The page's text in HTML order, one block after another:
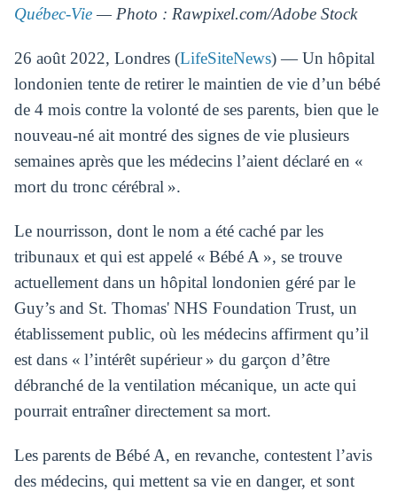
Québec-Vie— Photo : Rawpixel.com/Adobe Stock
26 août 2022, Londres (LifeSiteNews) — Un hôpital
londonien tente de retirer le maintien de vie d’un bébé
de 4 mois contre la volonté de ses parents, bien que le
nouveau-né ait montré des signes de vie plusieurs
semaines après que les médecins l’aient déclaré en «
mort du tronc cérébral ».
Le nourrisson, dont le nom a été caché par les
tribunaux et qui est appelé « Bébé A », se trouve
actuellement dans un hôpital londonien géré par le
Guy’s and St. Thomas' NHS Foundation Trust, un
établissement public, où les médecins affirment qu’il
est dans « l’intérêt supérieur » du garçon d’être
débranché de la ventilation mécanique, un acte qui
pourrait entraîner directement sa mort.
Les parents de Bébé A, en revanche, contestent l’avis
des médecins, qui mettent sa vie en danger, et sont